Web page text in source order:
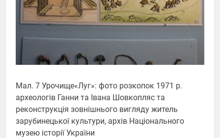
Мал. 7 Урочище«Луг»: фото розкопок 1971 р.
археологів Ганни та Івана Шовкопляс та
реконструкція зовнішнього вигляду житель
зарубинецької культури, архів Національного
музею історії України